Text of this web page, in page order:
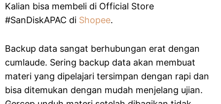
Kalian bisa membeli di Official Store
#SanDiskAPAC di Shopee.
Backup data sangat berhubungan erat dengan
cumlaude. Sering backup data akan membuat
materi yang dipelajari tersimpan dengan rapi dan
bisa ditemukan dengan mudah menjelang ujian.